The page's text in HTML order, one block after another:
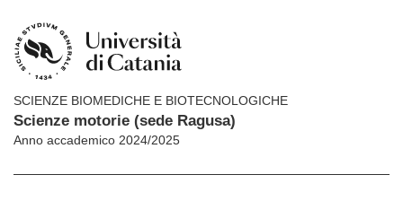
SCIENZE BIOMEDICHE E BIOTECNOLOGICHE
Scienze motorie (sede Ragusa)
Anno accademico 2024/2025